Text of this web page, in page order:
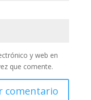
y web en
que comente.